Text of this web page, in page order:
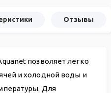
Отзывы
позволяет легко
и холодной воды и
Для